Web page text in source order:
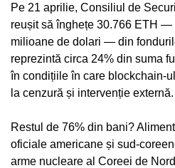
Pe 21 aprilie, Consiliul de
reușit să înghețe 30.766 ETH —
milioane de dolari — din
reprezintă circa 24% din suma
în condițiile în care blockchain-
la cenzură și intervenție externă.
Restul de 76% din bani?
oficiale americane și sud-
arme nucleare al Coreei de